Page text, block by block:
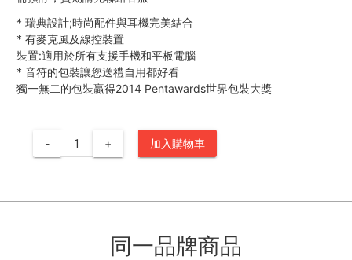
* 瑞典設計;時尚配件與耳機完美結合
* 有麥克風及線控裝置
裝置:適用於所有支援手機和平板電腦
* 音符的包裝讓您送禮自用都好看
獨一無二的包裝贏得2014 Pentawards世界包裝大獎
- + 加入購物車
同一品牌商品